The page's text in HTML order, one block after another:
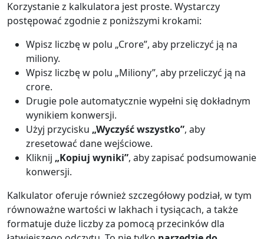
Korzystanie z kalkulatora jest proste. Wystarczy
postępować zgodnie z poniższymi krokami:
Wpisz liczbę w polu „Crore”, aby przeliczyć ją na
miliony.
Wpisz liczbę w polu „Miliony”, aby przeliczyć ją na
crore.
Drugie pole automatycznie wypełni się dokładnym
wynikiem konwersji.
Użyj przycisku „Wyczyść wszystko”, aby
zresetować dane wejściowe.
Kliknij „Kopiuj wyniki”, aby zapisać podsumowanie
konwersji.
Kalkulator oferuje również szczegółowy podział, w tym
równoważne wartości w lakhach i tysiącach, a także
formatuje duże liczby za pomocą przecinków dla